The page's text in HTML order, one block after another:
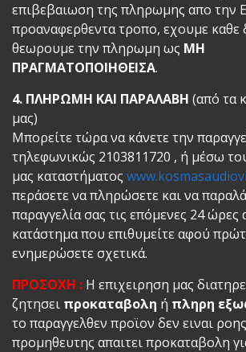
επιβεβαιωση της πληρωμης απο την
προαναφερθεντα τροπο, εχουμε καθε
θεωρουμε την πληρωμη ως ΜΗ
ΠΡΑΓΜΑΤΟΠΟΙΗΘΕΙΣΑ.
4. ΠΛΗΡΩΜΗ ΚΑΙ ΠΑΡΑΛΑΒΗ (από τα
μας)
Μπορείτε τώρα να κάνετε την
τηλεφωνικώς 2103811720 , ή μέσω
μας καταστήματος
περάσετε να πληρώσετε και να
παραγγελία σας τις επόμενες 24 ώρες
κατάστημα που επιθυμείτε αφού
ενημερώσετε σχετικά.
ΠΡΟΣΟΧΗ : Η επιχειρηση μας
ζητησει προκαταβολη ή πληρη
το παραγγελθεν προϊον δεν ειναι
προμηθευτης απαιτει προκαταβολη